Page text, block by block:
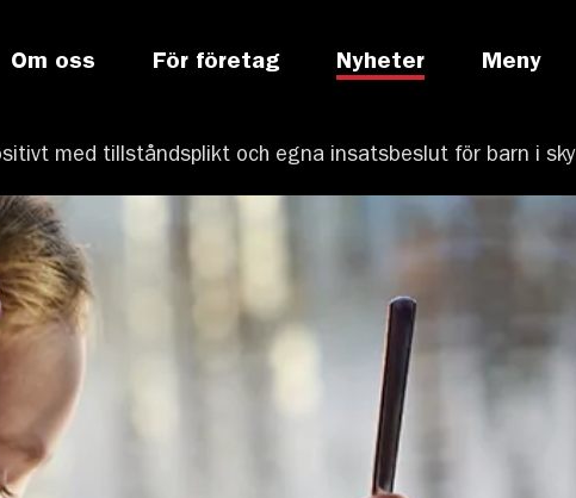
Om oss För företag Nyheter Meny
med tillståndsplikt och egna insatsbeslut för barn i